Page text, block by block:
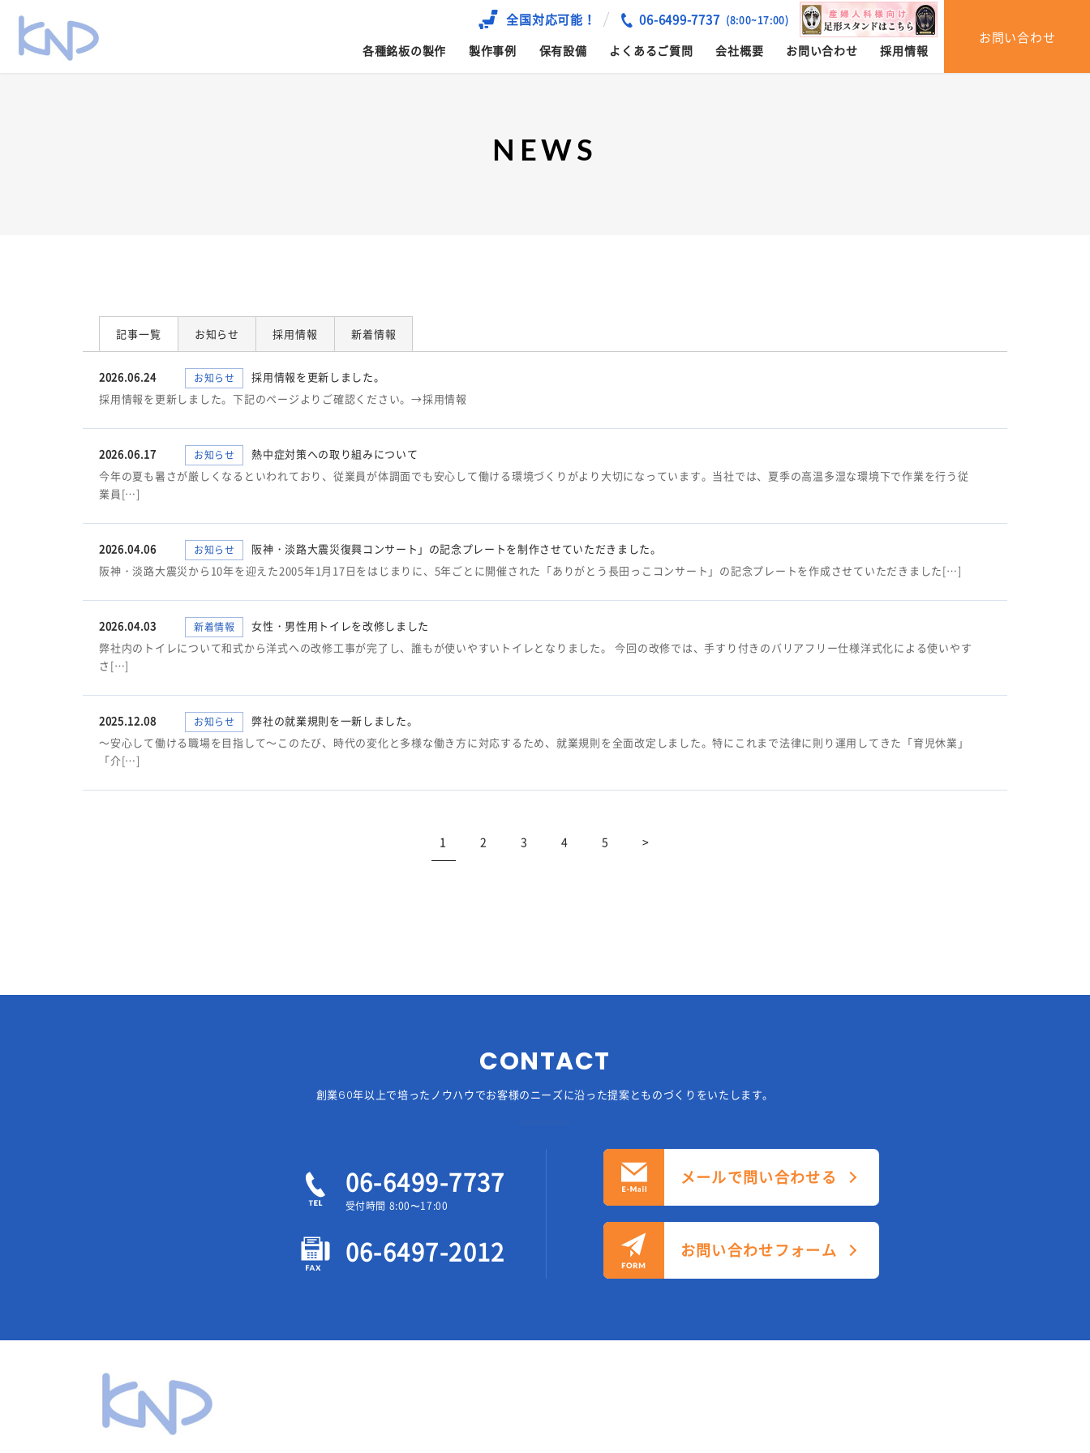
全国対応可能！ 06-6499-7737 (8:00~17:00)
各種銘板の製作 製作事例 保有設備 よくあるご質問 会社概要 お問い合わせ 採用情報
お問い合わせ
NEWS
記事一覧 お知らせ 採用情報 新着情報
2026.06.24 お知らせ
採用情報を更新しました。
採用情報を更新しました。下記のページよりご確認ください。→採用情報
2026.06.17 お知らせ
熱中症対策への取り組みについて
今年の夏も暑さが厳しくなるといわれており、従業員が体調面でも安心して働ける環境づくりがより大切になっています。当社では、夏季の高温多湿な環境下で作業を行う従
業員[…]
2026.04.06 お知らせ
阪神・淡路大震災復興コンサート」の記念プレートを制作させていただきました。
阪神・淡路大震災から10年を迎えた2005年1月17日をはじまりに、5年ごとに開催された「ありがとう長田っこコンサート」の記念プレートを作成させていただきました[…]
2026.04.03 新着情報
女性・男性用トイレを改修しました
弊社内のトイレについて和式から洋式への改修工事が完了し、誰もが使いやすいトイレとなりました。 今回の改修では、手すり付きのバリアフリー仕様洋式化による使いやす
さ[…]
2025.12.08 お知らせ
弊社の就業規則を一新しました。
～安心して働ける職場を目指して～このたび、時代の変化と多様な働き方に対応するため、就業規則を全面改定しました。特にこれまで法律に則り運用してきた「育児休業」
「介[…]
1 2 3 4 5 >
CONTACT
創業60年以上で培ったノウハウでお客様のニーズに沿った提案とものづくりをいたします。
06-6499-7737
受付時間 8:00〜17:00
06-6497-2012
メールで問い合わせる
お問い合わせフォーム